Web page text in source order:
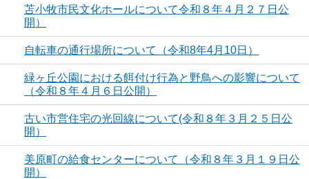
苫小牧市民文化ホールについて令和８年４月２７日公
開）
自転車の通行場所について（令和8年4月10日）
緑ヶ丘公園における餌付け行為と野鳥への影響について
（令和８年４月６日公開）
古い市営住宅の光回線について(令和８年３月２５日公
開）
美原町の給食センターについて（令和８年３月１９日公
開）